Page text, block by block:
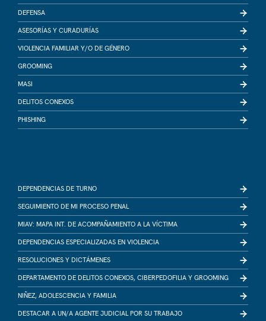
DEFENSA
ASESORÍAS Y CURADURÍAS
VIOLENCIA FAMILIAR Y/O DE GÉNERO
GROOMING
MASI
DELITOS CONEXOS
PHISHING
DEPENDENCIAS DE TURNO
SEGUIMIENTO DE MI PROCESO PENAL
MIAV: MAPA INT. DE ACOMPAÑAMIENTO A LA VÍCTIMA
DEPENDENCIAS ESPECIALIZADAS EN VIOLENCIA
RESOLUCIONES Y DICTÁMENES
DEPARTAMENTO DE DELITOS CONEXOS, CIBERPEDOFILIA Y GROOMING
NIÑEZ, ADOLESCENCIA Y FAMILIA
DESTACAR A UN/A AGENTE JUDICIAL POR SU TRABAJO